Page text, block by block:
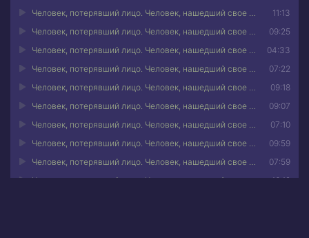
11:13
Человек, потерявший лицо. Человек, нашедший свое лицо 26
09:25
Человек, потерявший лицо. Человек, нашедший свое лицо 27
04:33
Человек, потерявший лицо. Человек, нашедший свое лицо 28
07:22
Человек, потерявший лицо. Человек, нашедший свое лицо 29
09:18
Человек, потерявший лицо. Человек, нашедший свое лицо 30
09:07
Человек, потерявший лицо. Человек, нашедший свое лицо 31
07:10
Человек, потерявший лицо. Человек, нашедший свое лицо 32
09:59
Человек, потерявший лицо. Человек, нашедший свое лицо 33
07:59
Человек, потерявший лицо. Человек, нашедший свое лицо 34
16:19
Человек, потерявший лицо. Человек, нашедший свое лицо 35